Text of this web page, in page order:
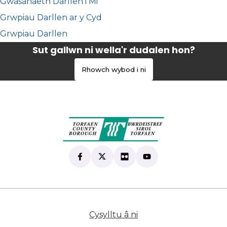
Grwpiau Darllen ar y Cyd
Grwpiau Darllen
Sut gallwn ni wella'r dudalen hon?
Rhowch wybod i ni
Find us on Facebook
(yn agor mewn tab newydd)
Follow us on X
(yn agor mewn tab newydd)
View our Flickr
(yn agor mewn tab
Subscribe to our
(yn agor mewn tab
Cysylltu â ni